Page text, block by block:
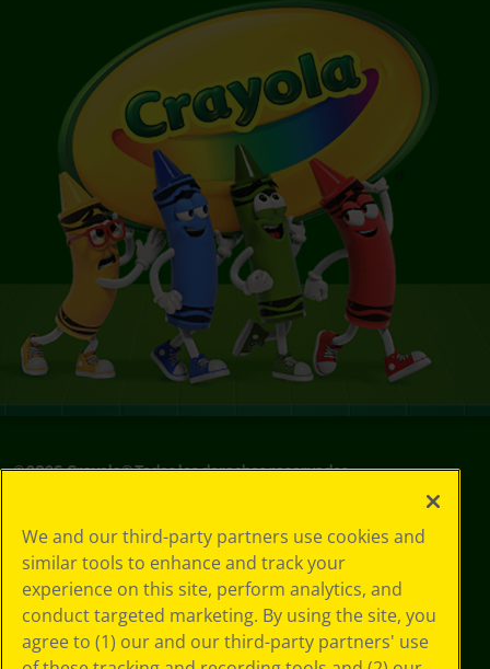
©2026Crayola® Todos los derechos reservados.
de privacidad
Política de
privacidad
Términos de SMS
GDPR
Aviso de
We and our third-party partners use cookies and
similar tools to enhance and track your
experience on this site, perform analytics, and
conduct targeted marketing. By using the site, you
agree to (1) our and our third-party partners' use